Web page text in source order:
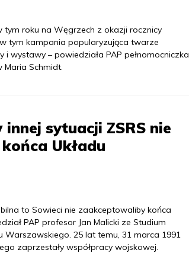
tym roku na Węgrzech z okazji rocznicy
tym kampania popularyzująca twarze
wystawy – powiedziała PAP pełnomocniczka
Maria Schmidt.
sytuacji ZSRS nie
Układu
to Sowieci nie zaakceptowaliby końca
PAP profesor Jan Malicki ze Studium
Warszawskiego. 25 lat temu, 31 marca 1991
zaprzestały współpracy wojskowej.